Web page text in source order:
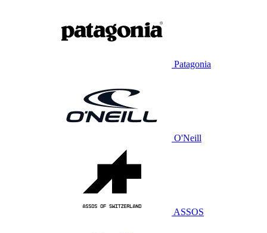
Patagonia
O'Neill
ASSOS